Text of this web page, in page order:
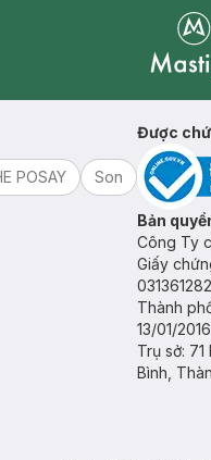
POSAY
Son
Được
Bản
Công Ty
Giấy
Thành
13/01/2016
Trụ sở:
Bình,